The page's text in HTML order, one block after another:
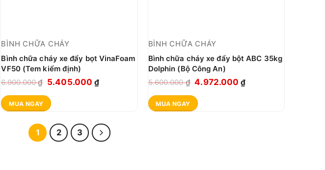
BÌNH CHỮA CHÁY
Bình chữa cháy xe đẩy bọt VinaFoam
VF50 (Tem kiểm định)
6.900.000₫ Giá
là:
5.405.000₫Giá
5.405.000 ₫.
MUA NGAY
BÌNH CHỮA CHÁY
Bình chữa cháy xe đẩy bột ABC 35kg
Dolphin (Bộ Công An)
5.600.000₫ Giá
là:
4.972.000₫Giá
MUA NGAY
1 2 3